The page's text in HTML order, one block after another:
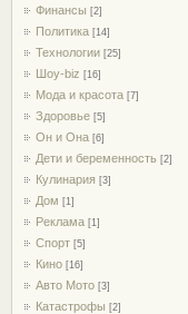
Финансы [2]
Политика [14]
Технологии [25]
Шоу-biz [16]
Мода и красота [7]
Здоровье [5]
Он и Она [6]
Дети и беременность [2]
Кулинария [3]
Дом [1]
Реклама [1]
Спорт [5]
Кино [16]
Авто Мото [3]
Катастрофы [2]